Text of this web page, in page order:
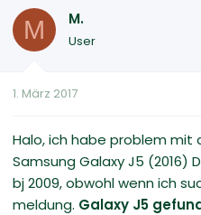
s
e
e
t
m
M M.
User
1. März 2017
Halo, ich habe problem mit
Samsung Galaxy J5 (2016)
bj 2009, obwohl wenn ich
meldung. Galaxy J5